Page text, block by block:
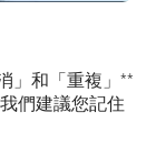
」 和 「重複」**
們建議您記住